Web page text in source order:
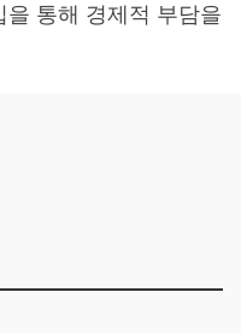
통해 경제적 부담을